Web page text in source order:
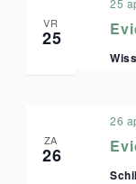
VR
25
25
ZA
26
26